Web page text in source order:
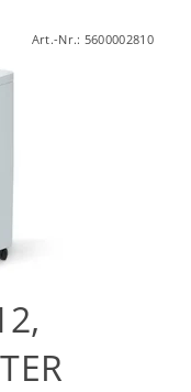
Art.-Nr.: 5600002810